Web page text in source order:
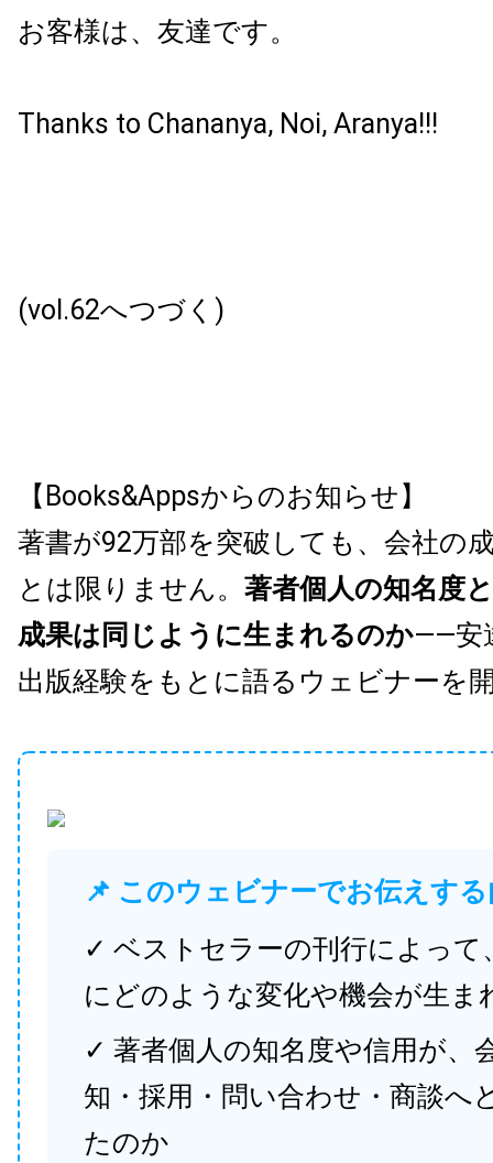
お客様は、友達です。
Thanks to Chananya, Noi, Aranya!!!
(vol.62へつづく)
【Books&Appsからのお知らせ】
著書が92万部を突破しても、会社の
とは限りません。 著者個人の知名度
成果は同じように生まれるのか——安
出版経験をもとに語るウェビナーを
📌 このウェビナーでお伝えす
✓ ベストセラーの刊行によって
にどのような変化や機会が生ま
✓ 著者個人の知名度や信用が、
知・採用・問い合わせ・商談へ
たのか